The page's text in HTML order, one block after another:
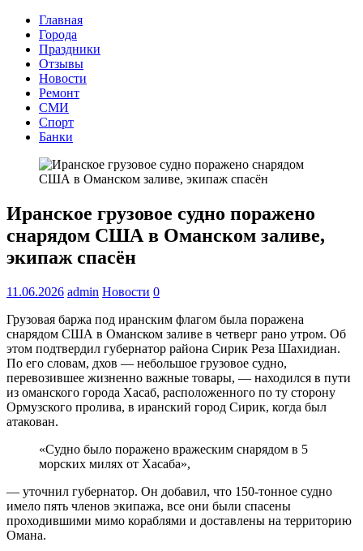
Главная
Города
Праздники
Отзывы
Новости
Ремонт
СМИ
Спорт
Банки
Иранское грузовое судно поражено
снарядом США в Оманском заливе,
экипаж спасён
11.06.2026 admin Новости 0
Грузовая баржа под иранским флагом была поражена
снарядом США в Оманском заливе в четверг рано утром. Об
этом подтвердил губернатор района Сирик Реза Шахидиан.
По его словам, дхов — небольшое грузовое судно,
перевозившее жизненно важные товары, — находился в пути
из оманского города Хасаб, расположенного по ту сторону
Ормузского пролива, в иранский город Сирик, когда был
атакован.
«Судно было поражено вражеским снарядом в 5
морских милях от Хасаба»,
— уточнил губернатор. Он добавил, что 150-тонное судно
имело пять членов экипажа, все они были спасены
проходившими мимо кораблями и доставлены на территорию
Омана.